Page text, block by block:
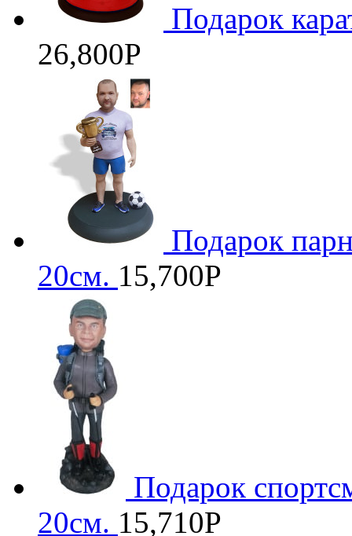
Подарок
26,800Р
Подарок
20см. 15,700Р
Подарок
20см. 15,710Р